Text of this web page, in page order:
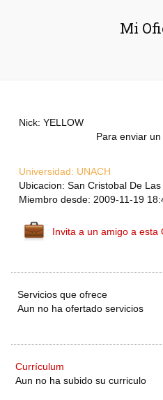
Mi
Nick: YELLOW
Para enviar
Universidad: UNACH
Ubicacion: San Cristobal De
Miembro desde: 2009-11-19
Invita a un amigo a esta
Servicios que ofrece
Aun no ha ofertado servicios
Currículum
Aun no ha subido su curriculo